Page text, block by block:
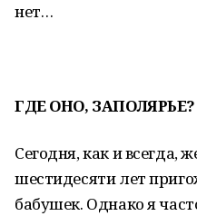
нет…
ГДЕ ОНО, ЗАПОЛЯРЬЕ?
Сегодня, как и
шестидесяти лет
бабушек. Однако я